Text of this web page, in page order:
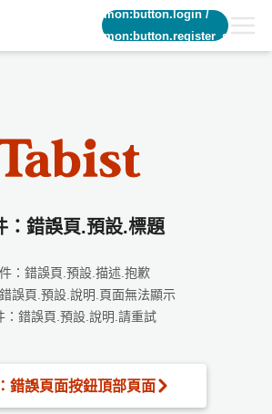
common:button.login/
common:button.register_short
：錯誤頁.預設.標題
：錯誤頁.預設.描述.抱歉
誤頁.預設.說明.頁面無法顯示
：錯誤頁.預設.說明.請重試
錯誤頁面按鈕頂部頁面